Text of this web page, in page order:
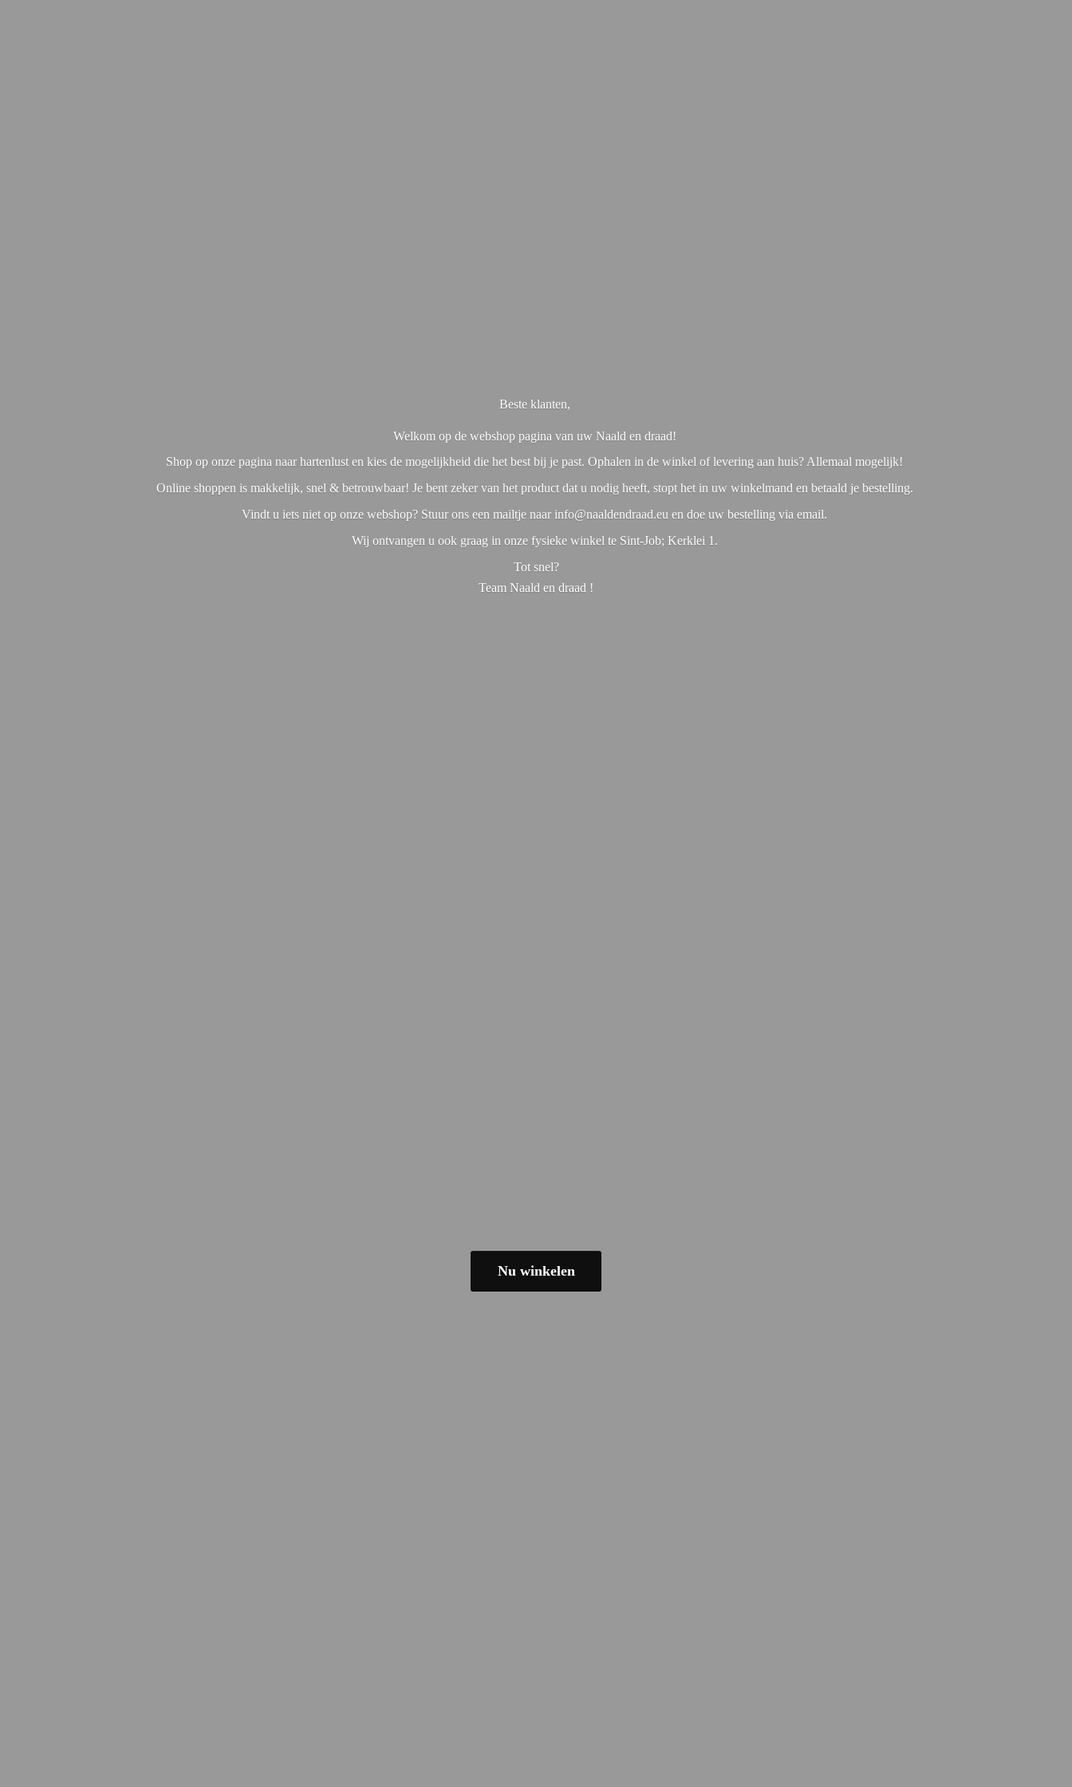
Beste klanten,
Welkom op de webshop pagina van uw Naald en draad!
Shop op onze pagina naar hartenlust en kies de mogelijkheid die het best bij je past. Ophalen in de winkel of levering aan huis? Allemaal mogelijk!
Online shoppen is makkelijk, snel & betrouwbaar! Je bent zeker van het product dat u nodig heeft, stopt het in uw winkelmand en betaald je bestelling.
Vindt u iets niet op onze webshop? Stuur ons een mailtje naar info@naaldendraad.eu en doe uw bestelling via email.
Wij ontvangen u ook graag in onze fysieke winkel te Sint-Job; Kerklei 1.
Tot snel?
Team Naald en draad !
Nu winkelen